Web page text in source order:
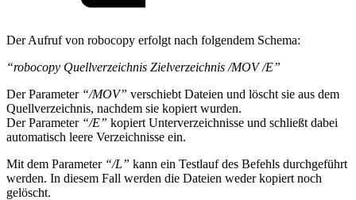
Der Aufruf von robocopy erfolgt nach folgendem Schema:
“robocopy Quellverzeichnis Zielverzeichnis /MOV /E”
Der Parameter “/MOV” verschiebt Dateien und löscht sie aus dem
Quellverzeichnis, nachdem sie kopiert wurden.
Der Parameter “/E” kopiert Unterverzeichnisse und schließt dabei
automatisch leere Verzeichnisse ein.
Mit dem Parameter “/L” kann ein Testlauf des Befehls durchgeführt
werden. In diesem Fall werden die Dateien weder kopiert noch
gelöscht.